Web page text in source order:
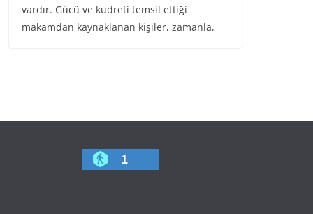
vardır. Gücü ve kudreti temsil ettiği
makamdan kaynaklanan kişiler, zamanla,
1